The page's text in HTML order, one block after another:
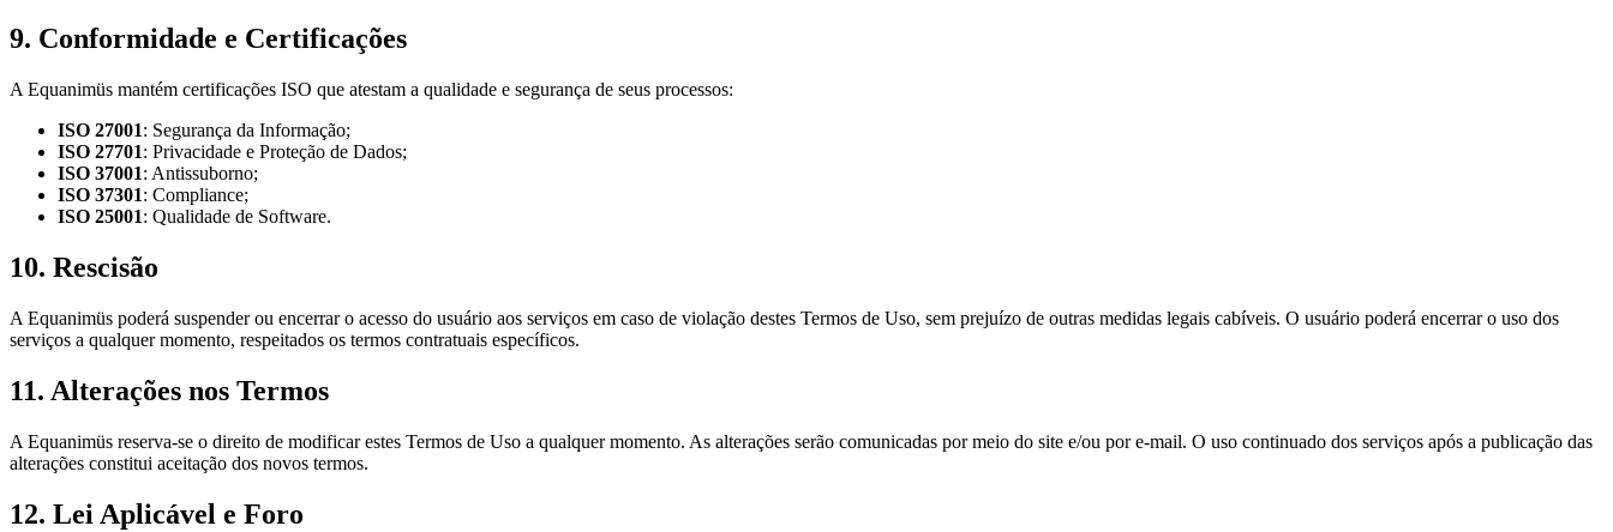
9. Conformidade e Certificações
A Equanimüs mantém certificações ISO que atestam a qualidade e segurança de seus processos:
ISO 27001: Segurança da Informação;
ISO 27701: Privacidade e Proteção de Dados;
ISO 37001: Antissuborno;
ISO 37301: Compliance;
ISO 25001: Qualidade de Software.
10. Rescisão
A Equanimüs poderá suspender ou encerrar o acesso do usuário aos serviços em caso de violação destes Termos de Uso, sem prejuízo de outras medidas legais cabíveis. O usuário poderá encerrar o uso dos
serviços a qualquer momento, respeitados os termos contratuais específicos.
11. Alterações nos Termos
A Equanimüs reserva-se o direito de modificar estes Termos de Uso a qualquer momento. As alterações serão comunicadas por meio do site e/ou por e-mail. O uso continuado dos serviços após a publicação das
alterações constitui aceitação dos novos termos.
12. Lei Aplicável e Foro